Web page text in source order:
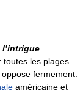
.
toutes les plages
fermement.
américaine et